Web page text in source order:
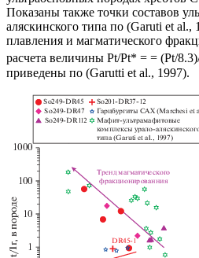
Показаны также точки составов
аляскинского типа по (Garuti et
плавления и магматического
расчета величины Pt/Pt* = = (Pt/
приведены по (Garutti et al., 1997).